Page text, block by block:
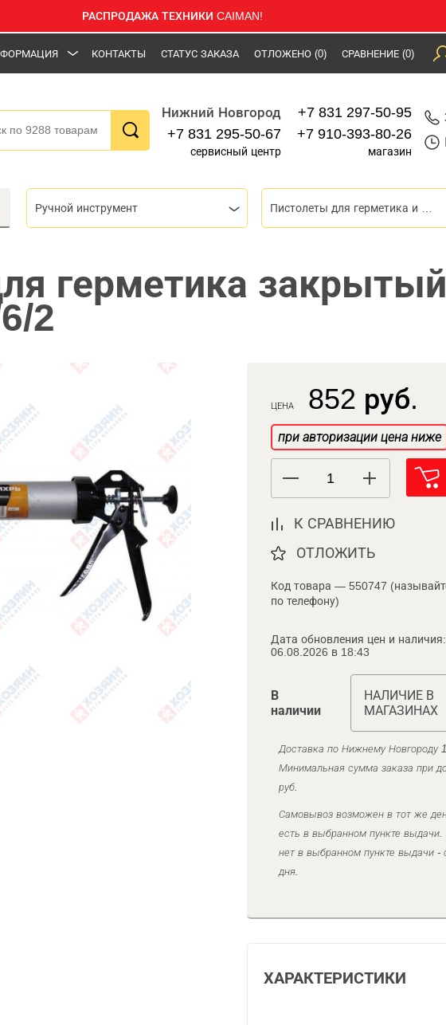
РАСПРОДАЖА ТЕХНИКИ CAIMAN!
КОНТАКТЫ СТАТУС ЗАКАЗА ОТЛОЖЕНО (0) СРАВНЕНИЕ (0)
Нижний Новгород
+7 831 295-50-67
сервисный центр
+7 831 297-50-95
+7 910-393-80-26
магазин
Ручной инструмент
герметика закрытый
2
ЦЕНА 852 руб.
при авторизации цена ниже
К СРАВНЕНИЮ
ОТЛОЖИТЬ
Код товара — 550747
по телефону)
Дата обновления цен и наличия:
06.08.2026 в 18:43
В
наличии
НАЛИЧИЕ В
МАГАЗИНАХ
Доставка по Нижнему Новгороду
Минимальная сумма заказа при
руб.
Самовывоз возможен в тот же
есть в выбранном пункте выдачи.
нет в выбранном пункте выдачи -
дня.
ХАРАКТЕРИСТИКИ